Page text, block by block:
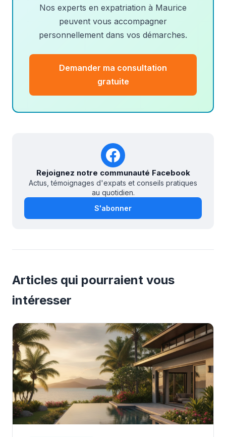
Nos experts en expatriation à Maurice
peuvent vous accompagner
personnellement dans vos démarches.
Demander ma consultation
gratuite
Rejoignez notre communauté Facebook
Actus, témoignages d'expats et conseils pratiques
au quotidien.
S'abonner
Articles qui pourraient vous
intéresser